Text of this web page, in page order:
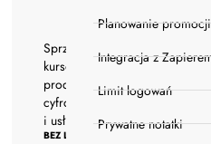
Sprzedaż
kursów,
prod.
cyfrowych
i usług
BEZ LIMITU
Planowanie
Integracja z
Limit logowań
Prywatne notatki